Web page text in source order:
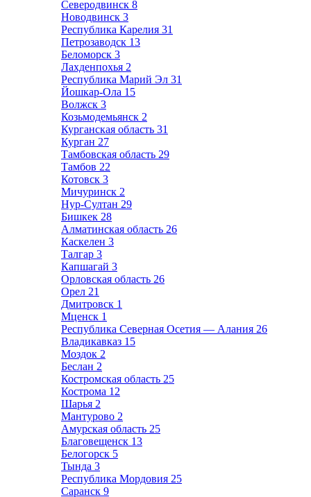
Северодвинск 8
Новодвинск 3
Республика Карелия 31
Петрозаводск 13
Беломорск 3
Лахденпохья 2
Республика Марий Эл 31
Йошкар-Ола 15
Волжск 3
Козьмодемьянск 2
Курганская область 31
Курган 27
Тамбовская область 29
Тамбов 22
Котовск 3
Мичуринск 2
Нур-Султан 29
Бишкек 28
Алматинская область 26
Каскелен 3
Талгар 3
Капшагай 3
Орловская область 26
Орел 21
Дмитровск 1
Мценск 1
Республика Северная Осетия — Алания 26
Владикавказ 15
Моздок 2
Беслан 2
Костромская область 25
Кострома 12
Шарья 2
Мантурово 2
Амурская область 25
Благовещенск 13
Белогорск 5
Тында 3
Республика Мордовия 25
Саранск 9